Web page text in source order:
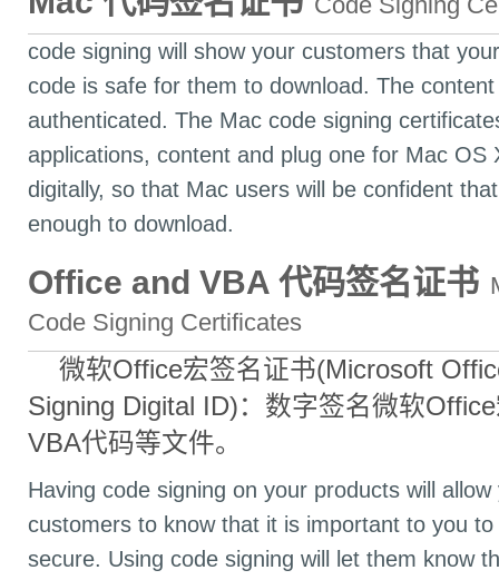
code signing will show your customers that
code is safe for them to download. The
authenticated. The Mac code signing
applications, content and plug one for Mac OS
digitally, so that Mac users will be confident
enough to download.
Office and VBA 代码签名证书
Code Signing Certificates
微软Office宏签名证书(Microsoft
Signing Digital ID)：数字签名微软
VBA代码等文件。
Having code signing on your products will allow
customers to know that it is important to you
secure. Using code signing will let them know